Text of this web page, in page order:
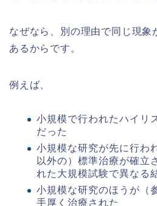
なぜなら、別の理由で同じ現象
あるからです。
例えば、
小規模で行われたハイリ
だった
小規模な研究が先に行わ
以外の）標準治療が確立
れた大規模試験で異なる
小規模な研究のほうが（
手厚く治療された